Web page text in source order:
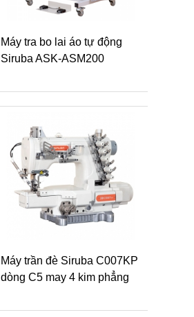
Máy tra bo lai áo tự động
Siruba ASK-ASM200
Máy trần đè Siruba C007KP
dòng C5 may 4 kim phẳng